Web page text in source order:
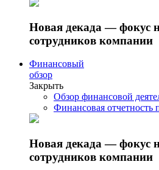
Новая декада — фокус
сотрудников компании
Финансовый
обзор
Закрыть
Обзор финансовой
Финансовая
Новая декада — фокус
сотрудников компании